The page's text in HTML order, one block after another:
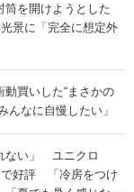
を開けようとした
景に「完全に想定外
動買いした“まさかの
んなに自慢したい」
ない」 ユニクロ
で好評 「冷房をつけ